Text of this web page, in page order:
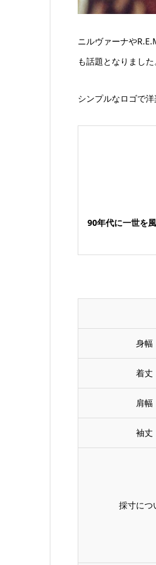
ニルヴァーナや
も話題となりました
シンプルなロゴで
90年代に一世を
身幅
着丈
肩幅
袖丈
採寸につ